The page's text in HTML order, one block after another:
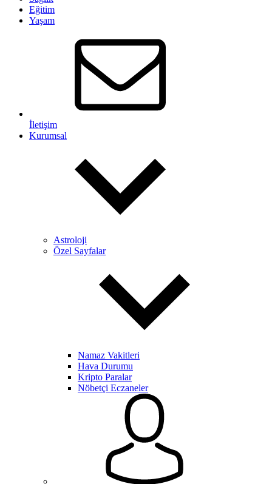
Eğitim
Yaşam
İletişim
Kurumsal
Astroloji
Özel Sayfalar
Namaz Vakitleri
Hava Durumu
Kripto Paralar
Nöbetçi Eczaneler